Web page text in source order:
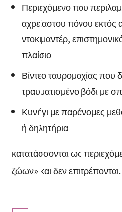
Περιεχόμενο που
αχρείαστου πόνου εκτός
ντοκιμαντέρ,
πλαίσιο
Βίντεο ταυρομαχίας που
τραυματισμένο βόδι με
Κυνήγι με παράνομες
ή δηλητήρια
κατατάσσονται ως
ζώων» και δεν επιτρέπονται.